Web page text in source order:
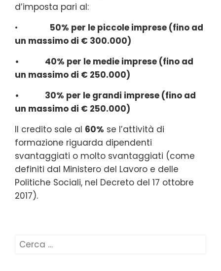
d’imposta pari al:
• 50% per le piccole imprese (fino ad
un massimo di € 300.000)
• 40% per le medie imprese (fino ad
un massimo di € 250.000)
• 30% per le grandi imprese (fino ad
un massimo di € 250.000)
Il credito sale al 60% se l’attività di
formazione riguarda dipendenti
svantaggiati o molto svantaggiati (come
definiti dal Ministero del Lavoro e delle
Politiche Sociali, nel Decreto del 17 ottobre
2017).
Ricerca